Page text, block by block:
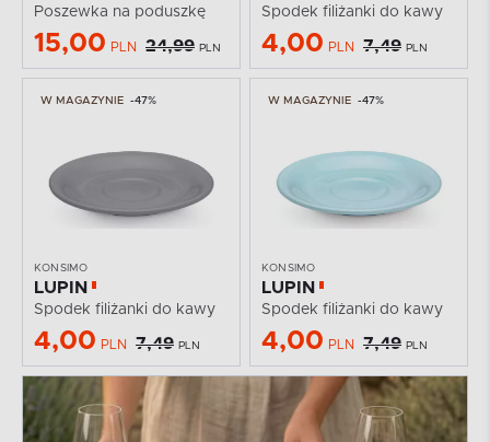
Poszewka na poduszkę
15,00 PLN 24,99 PLN
Spodek filiżanki do kawy
4,00 PLN 7,49 PLN
W MAGAZYNIE -47%
KONSIMO
LUPIN
Spodek filiżanki do kawy
4,00 PLN 7,49 PLN
W MAGAZYNIE -47%
KONSIMO
LUPIN
Spodek filiżanki do kawy
4,00 PLN 7,49 PLN